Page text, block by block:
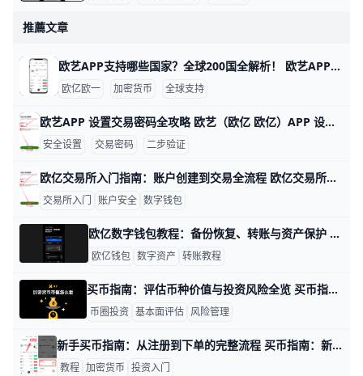
推薦文章
欧艺APP支持哪些国家？全球200国全解析！ 欧艺APP（也就是O易Oyi的交易应用）支持全球近200个国家和地区使用，但有些地方因为监管规则有限制。 比如亚洲的用户在越南、菲律宾、泰国、新加坡、中国香港、台湾、韩国和日本这些地方都能正常下载、注册和交易。 欧洲用户如英国、法国、西班牙、荷兰和俄罗斯也能轻松使用，支持法币充值和多种加密货币买卖。
欧亿欧一 加密货币 全球支持
欧艺APP 设置交易密码全攻略 欧艺（欧亿 欧亿）APP 设置交易密码的步骤，下面用简单明了的语言给出，并穿插具体操作数据和示例，帮助你快速上手。 第一步：打开并定位到安全设置 数据点：从打开应用到进入安全设置通常只需点击两次。常见路径是“账户/我的” -> “安全设置”。 示例：在主界面下方导航栏点击“我的”，进入个人中心后找到“安全设置”并进入。若你的界面是“账户与安全”，同样进入该栏目即可。 提示：不同版本的名称可能略有差异，但都在同一组菜单里，目标是找到与“交易密码”相关的选项。 第二步：进入交易密码设置界面
安全设置 交易密码 二步验证
欧亿交易所入门指南：账户创建到交易全流程 欧亿交易所入门指南：从账户创建到基本交易的完整流程（欧亿数字钱包与欧亿买币教程） 在本指南中，你将学习到从创建账户到完成基础交易的完整步骤。比如，注册一个账户通常需要5分钟，2FA开启后再额外花2分钟设置。接下来，我们以一个真实场景来说明：你用手机注册，选择短信验证码验证身份，并在注册后启用两步验证，以提升账户安全性。
交易所入门 账户安全 数字钱包
欧亿数字钱包教程：备份恢复、转账与资产保护 欧亿数字钱包最重要的三件事是：先创建钱包，再备份助记词，最后学会安全转账。比如你在手机上新建一个 Web3 钱包后，系统通常会给出 12 个助记词，这 12 个词就是你找回钱包的关键；如果你把它写在纸上并分开保存，就能在换手机或重装 App 时继续恢复资产。
欧亿钱包 数字资产 转账教程
买币指南：评估币种价值与投资风险全览 买币指南：如何评估币种价值与投资风险 在进入币圈投资前，先建立一套清晰的评估框架。以下内容以实用性为导向，帮助你从基本面、市场因素、风险点和操作要点四个方面系统判断币种的价值与风险。
币圈投资 基本面评估 风险管理
新手买币指南：从注册到下单的完整流程 买币指南：新手买币流程从注册到下单 引言 对于新手来说，理解注册、实名认证、入金、下单等关键步骤，是实现安全买币的基础。下面按实际操作顺序给出清晰可执行的流程，每一步都配有具体数据与实例，方便你上手实操。
教程 加密货币 投资入门